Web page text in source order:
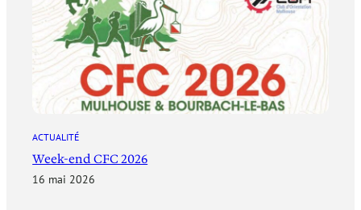
ACTUALITÉ
Week-end CFC 2026
16 mai 2026